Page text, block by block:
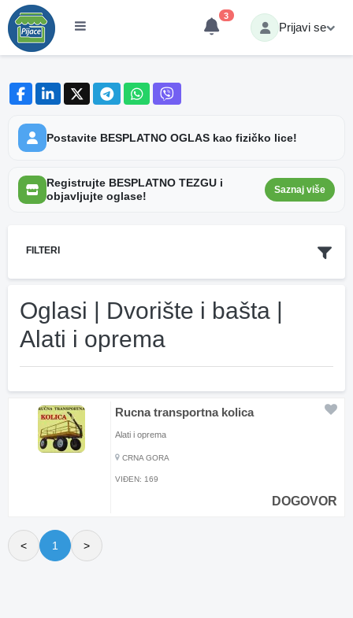
3
Prijavi se
Postavite BESPLATNO OGLAS kao fizičko lice!
Registrujte BESPLATNO TEZGU i
objavljujte oglase!
Saznaj više
FILTERI
Oglasi | Dvorište i bašta |
Alati i oprema
Rucna transportna kolica
Alati i oprema
CRNA GORA
VIĐEN: 169
DOGOVOR
< 1 >